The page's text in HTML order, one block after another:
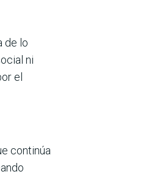
de lo
ni
el
con­tinúa